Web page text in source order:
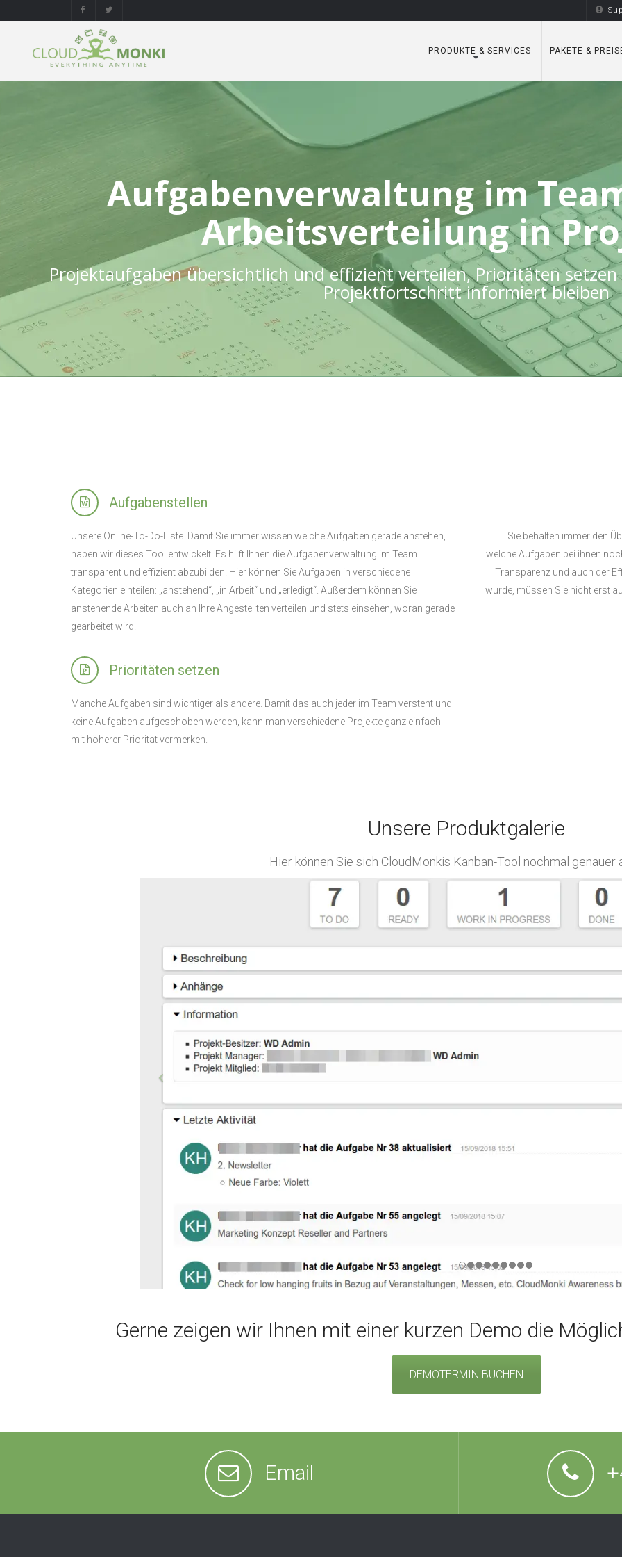
PRODUKTE & SERVICES PAKETE &
Aufgabenverwaltung im
Arbeitsverteilung in
Projektaufgaben übersichtlich und effizient verteilen, Prioritäten
Projektfortschritt informiert bleiben
Aufgabenstellen
Unsere Online-To-Do-Liste. Damit Sie immer wissen welche Aufgaben gerade anstehen,
haben wir dieses Tool entwickelt. Es hilft Ihnen die Aufgabenverwaltung im Team
transparent und effizient abzubilden. Hier können Sie Aufgaben in verschiedene
Kategorien einteilen: „anstehend“, „in Arbeit“ und „erledigt“. Außerdem können Sie
anstehende Arbeiten auch an Ihre Angestellten verteilen und stets einsehen, woran gerade
gearbeitet wird.
Prioritäten setzen
Manche Aufgaben sind wichtiger als andere. Damit das auch jeder im Team versteht und
keine Aufgaben aufgeschoben werden, kann man verschiedene Projekte ganz einfach
mit höherer Priorität vermerken.
Sie behalten immer den
welche Aufgaben bei ihnen
Transparenz und auch der
wurde, müssen Sie nicht erst
Unsere Produktgalerie
Hier können Sie sich CloudMonkis Kanban-Tool nochmal genauer
Gerne zeigen wir Ihnen mit einer kurzen Demo die
DEMOTERMIN BUCHEN
Email